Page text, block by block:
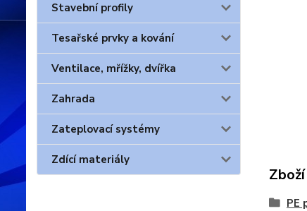
Stavební profily
Tesařské prvky a kování
Ventilace, mřížky, dvířka
Zahrada
Zateplovací systémy
Zdící materiály
PE